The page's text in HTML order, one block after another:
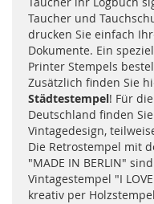
Taucher und
drucken Sie einfach
Dokumente. Ein
Printer Stempels
Zusätzlich finden Sie
Städtestempel! Für
Deutschland finden
Vintagedesign,
Die Retrostempel mit
"MADE IN BERLIN"
Vintagestempel "I
kreativ per